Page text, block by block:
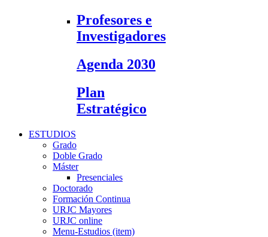
Profesores e
Investigadores
Agenda 2030
Plan
Estratégico
ESTUDIOS
Grado
Doble Grado
Máster
Presenciales
Doctorado
Formación Continua
URJC Mayores
URJC online
Menu-Estudios (item)